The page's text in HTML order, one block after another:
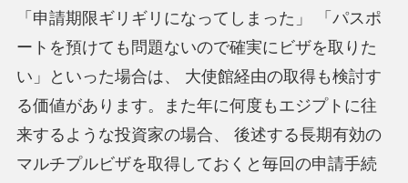
「申請期限ギリギリになってしまった」 「パスポ
ートを預けても問題ないので確実にビザを取りた
い」といった場合は、 大使館経由の取得も検討す
る価値があります。また年に何度もエジプトに往
来するような投資家の場合、 後述する長期有効の
マルチプルビザを取得しておくと毎回の申請手続